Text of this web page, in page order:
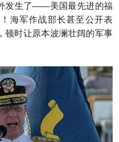
发生了——美国最先进的福
海军作战部长甚至公开表
顿时让原本波澜壮阔的军事